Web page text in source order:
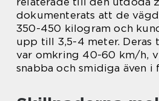
dokumenterats att de
350-450 kilogram och
upp till 3,5-4 meter. Deras
var omkring 40-60 km/h,
snabba och smidiga även i